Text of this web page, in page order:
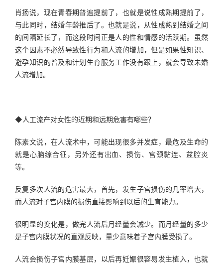
肖扬说，现在青春期普遍提前了，也就是说性成熟期提前了，
与此同时，结婚年龄推后了。也就是说，从性成熟到结婚之间
的间隔延长了，而这段时间正是人的性和情感的活跃期。虽然
这个因素不必然导致性行为和人流的增加，但是如果性知识、
避孕知识的普及和计划生育服务工作没有跟上，就会导致未婚
人流增加。
◆人工流产对女性的近期和远期危害有哪些？
陈素文说，在人流术中，可能出现很多并发症，最危及生命的
就是心脑综合征，另外还有出血、损伤、宫颈黏连、盆腔炎
等。
反复多次人流的危害最大，首先，发生子宫损伤的几率增大，
而人流对子宫内膜的损伤直接影响到以后的生育能力。
很明显的变化是，做完人流后月经量会减少。而月经量的多少
是子宫内膜状况的直观反映，量少意味着子宫内膜受损了。
人流会损伤子宫内膜基层，以后再妊娠很容易发生植入，也就